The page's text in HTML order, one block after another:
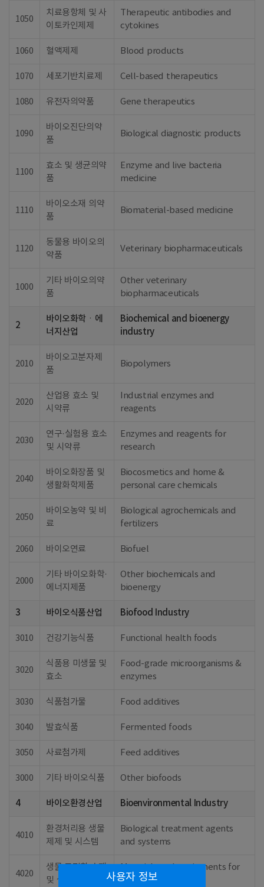
1050
치료용항체 및 사
이토카인제제
Therapeutic antibodies and
cytokines
1060 혈액제제 Blood products
1070 세포기반치료제 Cell-based therapeutics
1080 유전자의약품 Gene therapeutics
1090
바이오진단의약
품
Biological diagnostic products
1100
효소 및 생균의약
품
Enzyme and live bacteria
medicine
1110
바이오소재 의약
품
Biomaterial-based medicine
1120
동물용 바이오의
약품
Veterinary biopharmaceuticals
1000
기타 바이오의약
품
Other veterinary
biopharmaceuticals
2
바이오화학ㆍ에
너지산업
Biochemical and bioenergy
industry
2010
바이오고분자제
품
Biopolymers
2020
산업용 효소 및
시약류
Industrial enzymes and
reagents
2030
연구·실험용 효소
및 시약류
Enzymes and reagents for
research
2040
바이오화장품 및
생활화학제품
Biocosmetics and home &
personal care chemicals
2050
바이오농약 및 비
료
Biological agrochemicals and
fertilizers
2060 바이오연료 Biofuel
2000
기타 바이오화학·
에너지제품
Other biochemicals and
bioenergy
3 바이오식품산업 Biofood Industry
3010 건강기능식품 Functional health foods
3020
식품용 미생물 및
효소
Food-grade microorganisms &
enzymes
3030 식품첨가물 Food additives
3040 발효식품 Fermented foods
3050 사료첨가제 Feed additives
3000 기타 바이오식품 Other biofoods
4 바이오환경산업 Bioenvironmental Industry
4010
환경처리용 생물
제제 및 시스템
Biological treatment agents
and systems
4020
생물 고정화 소재
및 설비
Materials and equipments for
bio immobilization
사용자 정보